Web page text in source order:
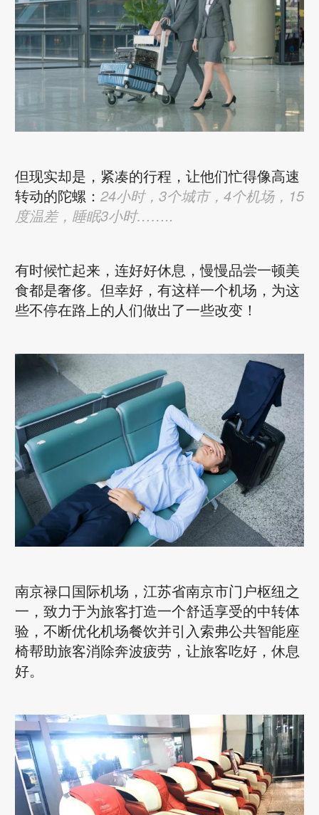
但现实却是，紧凑的行程，让他们忙得像高速
转动的陀螺： 24小时，3个城市，4个机场，15
度温差，睡眠3小时……..
有时候忙起来，连好好休息，慢慢品尝一顿美
食都是奢侈。但幸好，有这样一个机场，为这
些不停在路上的人们做出了一些改变！
南京禄口国际机场，江苏省南京市门户枢纽之
一，致力于为旅客打造一个舒适享受的中转体
验，不断优化机场餐饮并引入索弗公共智能座
椅帮助旅客消除奔波疲劳，让旅客吃好，休息
好。